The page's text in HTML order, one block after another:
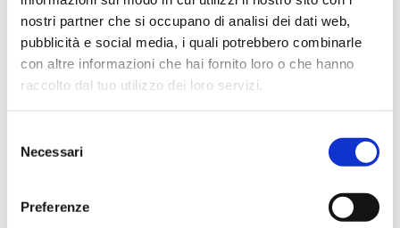
nostri partner che si occupano di analisi dei dati web,
pubblicità e social media, i quali potrebbero combinarle
con altre informazioni che hai fornito loro o che hanno
raccolto dal tuo utilizzo dei loro servizi.
delNecessari
Preferenze
effettivamente disponibili come indicato sul sito, senza
sorprese o ritardi. Servizio affidabile e professionale.
Negozio assolutamente consigliato, acqui..
4 mesi fa
Ho acquistato un Selmer Super Action 80 serie I da